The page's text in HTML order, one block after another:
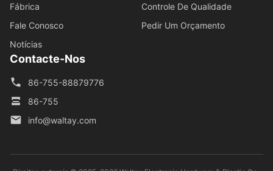
Fábrica
Controle De Qualidade
Fale Conosco
Pedir Um Orçamento
Notícias
Contacte-Nos
86-755-88879776
86-755
info@waltay.com